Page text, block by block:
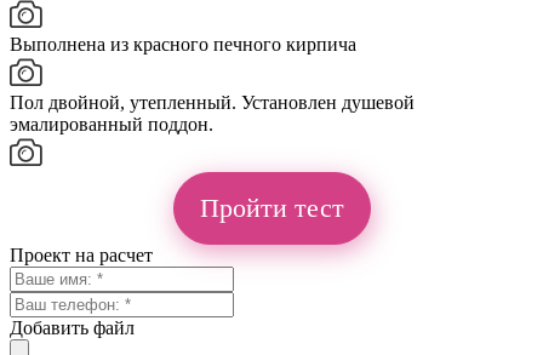
Выполнена из красного печного кирпича
Пол двойной, утепленный. Установлен душевой
эмалированный поддон.
Пройти тест
Проект на расчет
Добавить файл